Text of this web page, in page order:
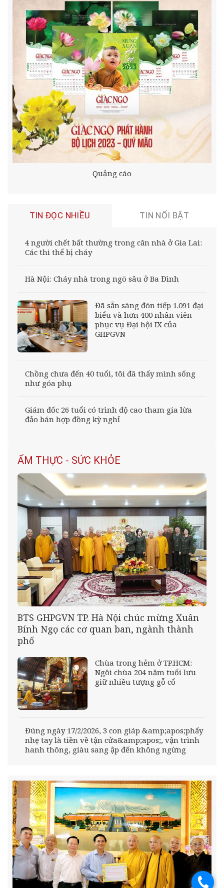
Quảng cáo
TIN ĐỌC NHIỀU TIN NỔI BẬT
4 người chết bất thường trong căn nhà ở Gia Lai:
Các thi thể bị cháy
Hà Nội: Cháy nhà trong ngõ sâu ở Ba Đình
Đã sẵn sàng đón tiếp 1.091 đại
biểu và hơn 400 nhân viên
phục vụ Đại hội IX của
GHPGVN
Chồng chưa đến 40 tuổi, tôi đã thấy mình sống
như góa phụ
Giám đốc 26 tuổi có trình độ cao tham gia lừa
đảo bán hợp đồng kỳ nghỉ
ẨM THỰC - SỨC KHỎE
BTS GHPGVN TP. Hà Nội chúc mừng Xuân
Bính Ngọ các cơ quan ban, ngành thành
phố
Chùa trong hẻm ở TP.HCM:
Ngôi chùa 204 năm tuổi lưu
giữ nhiều tượng gỗ cổ
Đúng ngày 17/2/2026, 3 con giáp &amp;apos;phẩy
nhẹ tay là tiền về tận cửa&amp;apos;, vận trình
hanh thông, giàu sang ập đến không ngừng
.